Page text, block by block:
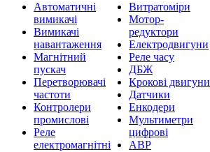
Автоматичні
вимикачі
Вимикачі
навантаження
Магнітний
пускач
Перетворювачі
частоти
Контролери
промислові
Реле
електромагнітні
Витратоміри
Мотор-
редуктори
Електродвигуни
Реле часу
ДБЖ
Крокові двигуни
Датчики
Енкодери
Мультиметри
цифрові
АВР